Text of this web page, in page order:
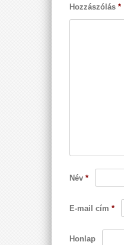
Hozzászólás *
Név *
E-mail cím *
Honlap